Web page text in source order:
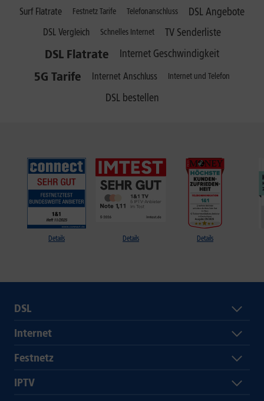
Surf Flatrate Festnetz Tarife Telefonanschluss DSL Angebote
DSL Vergleich Schnelles Internet TV Senderliste
DSL Flatrate Internet Geschwindigkeit
5G Tarife Internet Anschluss Internet und Telefon
DSL bestellen
Details Details Details
DSL
Internet
Festnetz
IPTV